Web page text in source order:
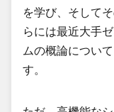
を学び、そして
らには最近大手
ムの概論につい
す。